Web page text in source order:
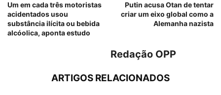
Um em cada três motoristas
acidentados usou
substância ilícita ou bebida
alcóolica, aponta estudo
Putin acusa Otan de tentar
criar um eixo global como a
Alemanha nazista
Redação OPP
ARTIGOS RELACIONADOS